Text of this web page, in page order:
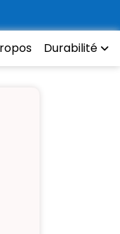
Durabilité